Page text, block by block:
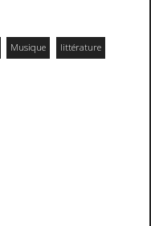
Musique littérature